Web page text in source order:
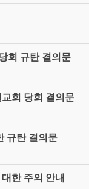
회 규탄 결의문
회 당회 결의문
규탄 결의문
한 주의 안내